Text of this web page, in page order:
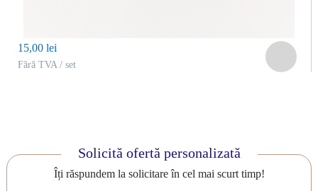
15,00 lei
Fără TVA / set
Solicită ofertă personalizată
Îți răspundem la solicitare în cel mai scurt timp!